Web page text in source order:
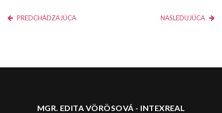
PREDCHÁDZAJÚCA NASLEDUJÚCA
MGR. EDITA VÖRÖSOVÁ - INTEXREAL